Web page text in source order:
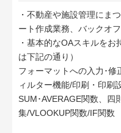
・不動産や施設管理にま
ート作成業務、バックオ
・基本的なOAスキルを
は下記の通り）
フォーマットへの入力･
ィルター機能/印刷・印刷
SUM･AVERAGE関数、四
集/VLOOKUP関数/IF関数